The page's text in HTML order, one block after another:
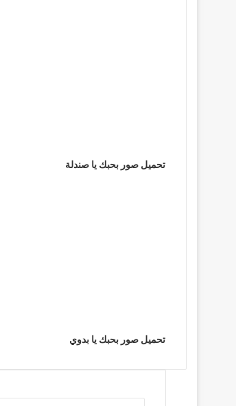
تحميل صور بحبك يا صندلة
تحميل صور بحبك يا بدوي